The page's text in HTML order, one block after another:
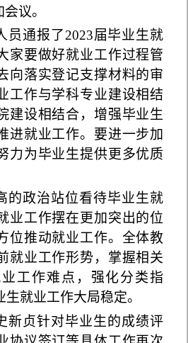
议。
员通报了2023届毕业生就
家要做好就业工作过程管
向落实登记支撑材料的审
工作与学科专业建设相结
建设相结合，增强毕业生
进就业工作。要进一步加
力为毕业生提供更多优质
的政治站位看待毕业生就
业工作摆在更加突出的位
位推动就业工作。全体教
就业工作形势，掌握相关
工作难点，强化分类指
生就业工作大局稳定。
新贞针对毕业生的成绩评